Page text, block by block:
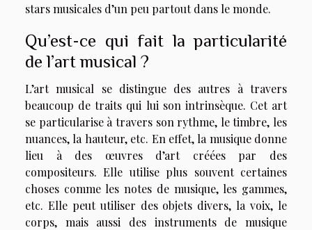
stars musicales d’un peu partout dans le monde.
Qu’est-ce qui fait la particularité
de l’art musical ?
L’art musical se distingue des autres à travers
beaucoup de traits qui lui son intrinsèque. Cet art
se particularise à travers son rythme, le timbre, les
nuances, la hauteur, etc. En effet, la musique donne
lieu à des œuvres d’art créées par des
compositeurs. Elle utilise plus souvent certaines
choses comme les notes de musique, les gammes,
etc. Elle peut utiliser des objets divers, la voix, le
corps, mais aussi des instruments de musique